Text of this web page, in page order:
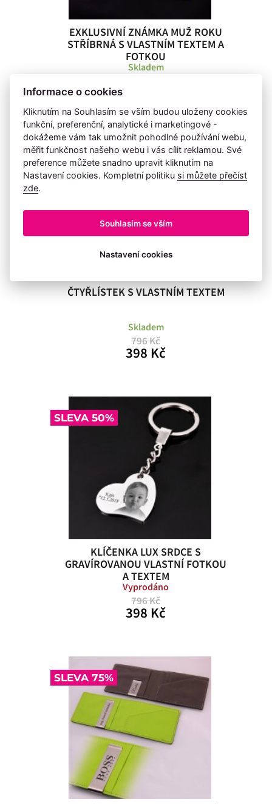
EXKLUSIVNÍ ZNÁMKA MUŽ ROKU
STŘÍBRNÁ S VLASTNÍM TEXTEM A
FOTKOU
Skladem
SLEVA 50%
ČTYŘLÍSTEK S VLASTNÍM TEXTEM
Skladem
796 Kč
398 Kč
SLEVA 50%
KLÍČENKA LUX SRDCE S
GRAVÍROVANOU VLASTNÍ FOTKOU
A TEXTEM
Vyprodáno
796 Kč
398 Kč
SLEVA 75%
Informace o cookies
Kliknutím na Souhlasím se vším budou uloženy cookies
funkční, preferenční, analytické i marketingové -
dokážeme vám tak umožnit pohodlné používání webu,
měřit funkčnost našeho webu i vás cílit reklamou. Své
preference můžete snadno upravit kliknutím na
Nastavení cookies. Kompletní politiku si můžete přečíst
zde.
Souhlasím se vším
Nastavení cookies